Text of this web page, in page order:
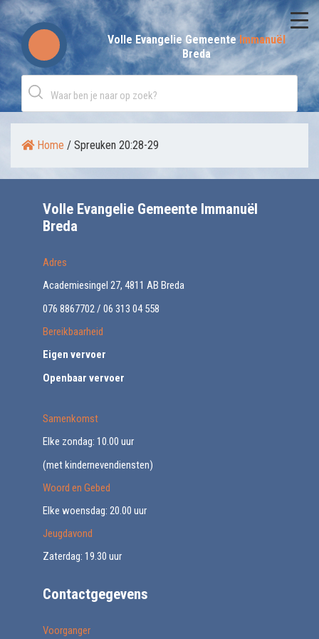
Skip
to
content
Volle Evangelie GemeenteImmanuël
Breda
Home / Spreuken 20:28-29
Volle Evangelie Gemeente Immanuël
Breda
Adres
Academiesingel 27, 4811 AB Breda
076 8867702 / 06 313 04 558
Bereikbaarheid
Eigen vervoer
Openbaar vervoer
Samenkomst
Elke zondag: 10.00 uur
(met kindernevendiensten)
Woord en Gebed
Elke woensdag: 20.00 uur
Jeugdavond
Zaterdag: 19.30 uur
Contactgegevens
Voorganger